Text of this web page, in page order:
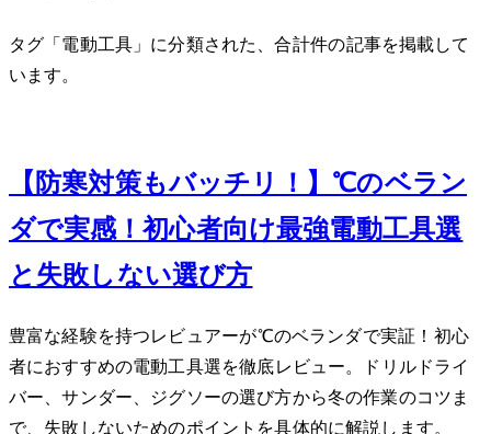
タグ「電動工具」に分類された、合計 1 件の記事を掲載して
います。
【防寒対策もバッチリ！】-3℃のベラン
ダDIYで実感！初心者向け最強電動工具3選
と失敗しない選び方
豊富な経験を持つレビュアーが-3℃のベランダDIYで実証！初心
者におすすめの電動工具3選を徹底レビュー。ドリルドライ
バー、サンダー、ジグソーの選び方から冬の作業のコツま
で、失敗しないためのポイントを具体的に解説します。